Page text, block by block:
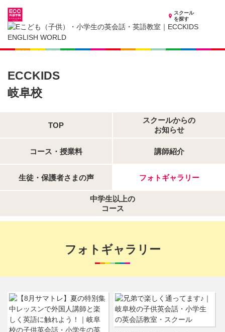
スクール
を探す
岐阜県の子供英会話・英語教室
子供（小学生）英会話・英語教室 ECCKIDS 岐阜校
フォトギャラリー
ECCKIDS
岐阜校
TOP
スクールからの
お知らせ
コース・授業料 講師紹介
生徒・保護者さまの声 フォトギャラリー
中学生以上の
コース
フォトギャラリー